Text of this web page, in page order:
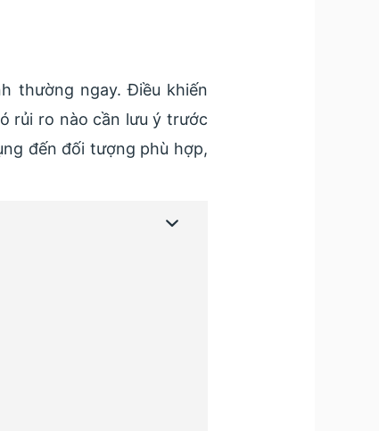
thường ngay. Điều khiến
rủi ro nào cần lưu ý trước
đến đối tượng phù hợp,